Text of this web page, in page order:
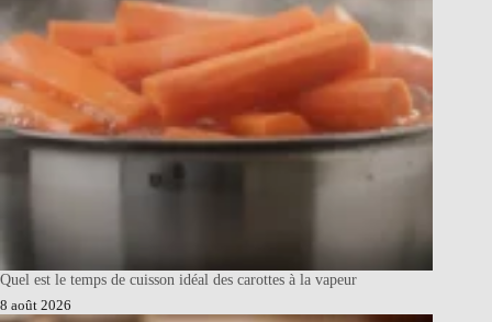
Quel est le temps de cuisson idéal des carottes à la vapeur
8 août 2026